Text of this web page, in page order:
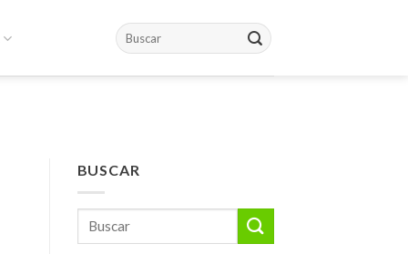
BUSCAR